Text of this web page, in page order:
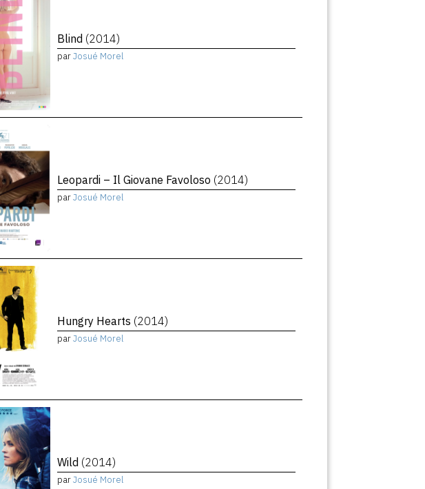
Blind (2014)
parJosué Morel
Leopardi – Il Giovane Favoloso (2014)
parJosué Morel
Hungry Hearts (2014)
parJosué Morel
Wild (2014)
parJosué Morel